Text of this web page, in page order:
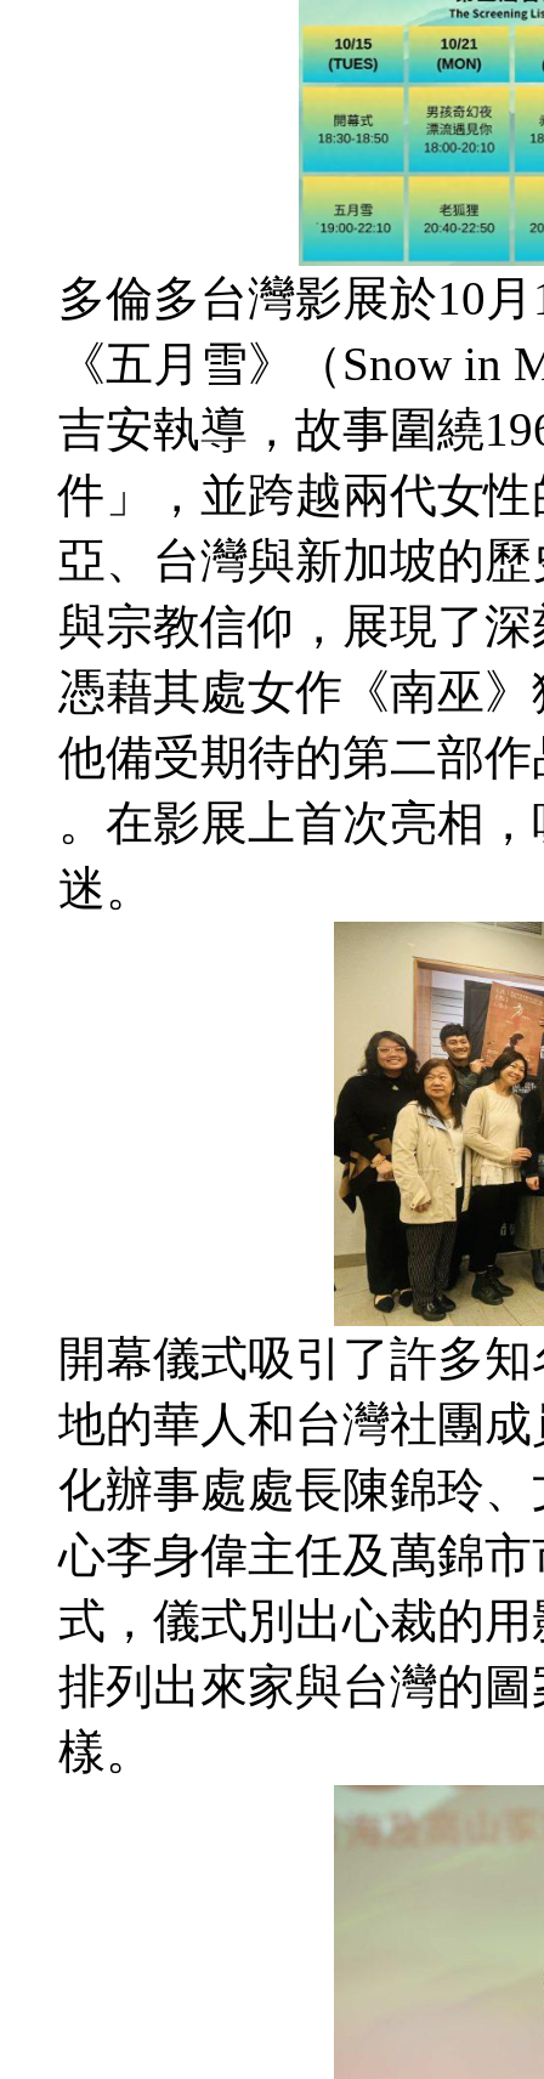
多倫多台灣影展於10
《五月雪》（Snow in
吉安執導，故事圍繞
件」，並跨越兩代女
亞、台灣與新加坡的
與宗教信仰，展現了
憑藉其處女作《南巫
他備受期待的第二部
。在影展上首次亮相
迷。
開幕儀式吸引了許多
地的華人和台灣社團
化辦事處處長陳錦玲
心李身偉主任及萬錦
式，儀式別出心裁的
排列出來家與台灣的
樣。